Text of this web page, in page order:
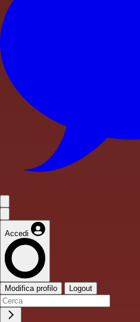
Accedi
Modifica profilo Logout